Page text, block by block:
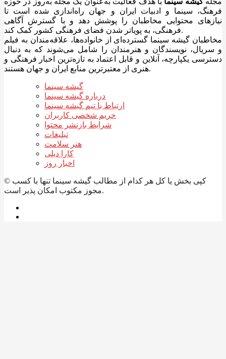
فرهنگ، سینما و ادبیات ایران و جهان راه‌اندازی شده است تا
نیازهای محتوایی مخاطبان را پوشش دهد و با گسترش آگاهی
فرهنگی، به پویاتر شدن فضای فرهنگی کشور کمک کند.
مخاطبان گیشه سینما گسترده‌ای از خانواده‌ها، علاقه‌مندان به فیلم
و سریال، نویسندگان و هنرمندان را شامل می‌شوند که به دنبال
دسترسی یکپارچه، آنلاین و قابل اعتماد به تازه‌ترین اخبار فرهنگی و
هنری از معتبرترین منابع ایران و جهان هستند.
گیشه سینما
درباره گیشه سینما
ارتباط با تیم گیشه سینما
حریم شخصی کاربران
شرایط بازنشر محتوا
تبلیغات
هنر سلامت
کارا دیلی
اخبار روز
© کپی بخش یا کل هر کدام از مطالب گیشه سینما تنها با کسب
مجوز مکتوب امکان پذیر است.